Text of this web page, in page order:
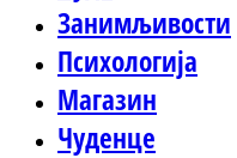
Занимљивости
Психологија
Магазин
Чуденце